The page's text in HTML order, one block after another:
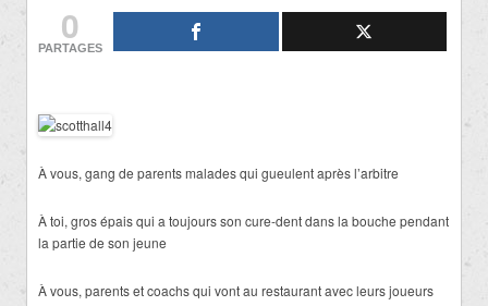
0
PARTAGES
À vous, gang de parents malades qui gueulent après l’arbitre
À toi, gros épais qui a toujours son cure-dent dans la bouche pendant
la partie de son jeune
À vous, parents et coachs qui vont au restaurant avec leurs joueurs